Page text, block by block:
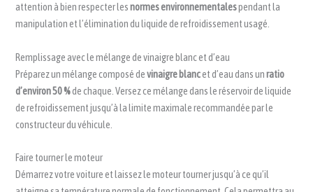
attention à bien respecter lesnormes environnementalespendant la
manipulation et l’élimination du liquide de refroidissement usagé.
Remplissage avec le mélange de vinaigre blanc et d’eau
Préparez un mélange composé devinaigre blancet d’eau dans unratio
d’environ 50 %de chaque. Versez ce mélange dans le réservoir de liquide
de refroidissement jusqu’à la limite maximale recommandée par le
constructeur du véhicule.
Faire tourner le moteur
Démarrez votre voiture et laissez le moteur tourner jusqu’à ce qu’il